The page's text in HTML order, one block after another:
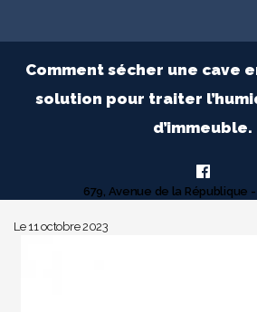
Comment sécher une cave
solution pour traiter
d’immeuble.
679, Avenue de la République -
Le 11 octobre 2023